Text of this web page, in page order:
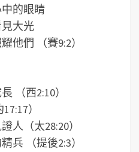
的眼睛
大光
他們 （賽9:2）
（西2:10）
）
人（太28:20）
兵 （提後2:3）